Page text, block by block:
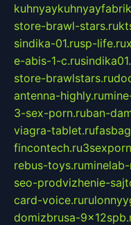
store-brawl-stars.ru
sindika-01.rusp-life.ru
e-abis-1-c.ru
store-brawlstars.ru
antenna-highly.ru
3-sex-porn.ruban-
viagra-tablet.ru
fincontech.ru
rebus-toys.ru
seo-prodvizhenie-
card-voice.ru
domizbrusa-